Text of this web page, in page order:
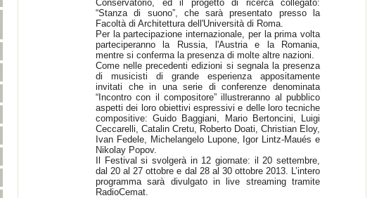
Conservatorio, ed il progetto di ricerca collegato:
“Stanza di suono”, che sarà presentato presso la
Facoltà di Architettura dell'Università di Roma.
Per la partecipazione internazionale, per la prima volta
parteciperanno la Russia, l'Austria e la Romania,
mentre si conferma la presenza di molte altre nazioni.
Come nelle precedenti edizioni si segnala la presenza
di musicisti di grande esperienza appositamente
invitati che in una serie di conferenze denominata
“Incontro con il compositore” illustreranno al pubblico
aspetti dei loro obiettivi espressivi e delle loro tecniche
compositive: Guido Baggiani, Mario Bertoncini, Luigi
Ceccarelli, Catalin Cretu, Roberto Doati, Christian Eloy,
Ivan Fedele, Michelangelo Lupone, Igor Lintz-Maués e
Nikolay Popov.
Il Festival si svolgerà in 12 giornate: il 20 settembre,
dal 20 al 27 ottobre e dal 28 al 30 ottobre 2013. L’intero
programma sarà divulgato in live streaming tramite
RadioCemat.